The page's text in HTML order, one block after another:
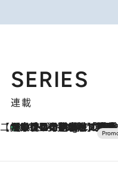
SERIES
連載
【CREA×星野リゾート】唯一無二。癒しと発見が待つ場
10 Hours Ago
【トンボの足水浴】ヒノキの香りに包まれて涼感マックス！約13℃の湧水かけ流しを避暑地「星野温泉 トンボの湯」で体験